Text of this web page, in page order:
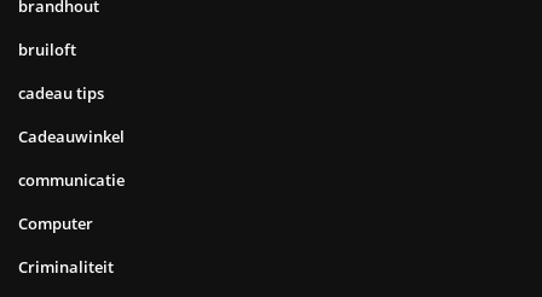
brandhout
bruiloft
cadeau tips
Cadeauwinkel
communicatie
Computer
Criminaliteit